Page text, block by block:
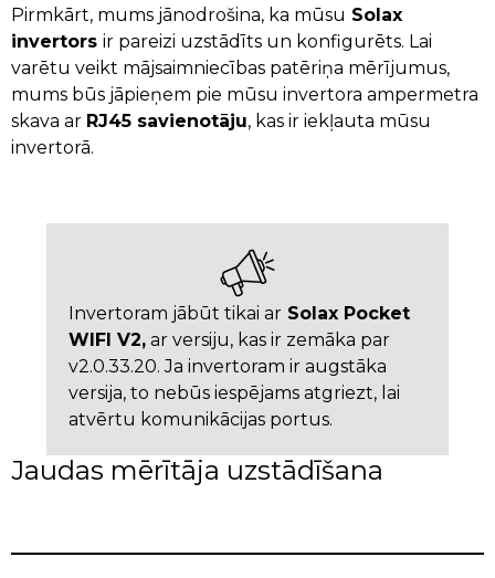
Pirmkārt, mums jānodrošina, ka mūsu Solax
invertors ir pareizi uzstādīts un konfigurēts. Lai
varētu veikt mājsaimniecības patēriņa mērījumus,
mums būs jāpieņem pie mūsu invertora ampermetra
skava ar RJ45 savienotāju, kas ir iekļauta mūsu
invertorā.
Invertoram jābūt tikai ar Solax Pocket
WIFI V2, ar versiju, kas ir zemāka par
v2.0.33.20. Ja invertoram ir augstāka
versija, to nebūs iespējams atgriezt, lai
atvērtu komunikācijas portus.
Jaudas mērītāja uzstādīšana